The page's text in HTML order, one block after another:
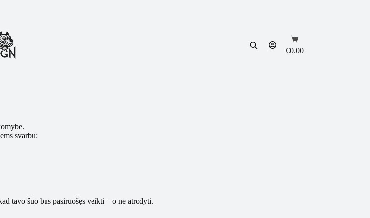
Shopping
cart
€0.00
svarbu:
tavo šuo bus pasiruošęs veikti – o ne atrodyti.